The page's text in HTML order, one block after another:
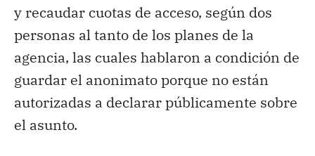
y recaudar cuotas de acceso, según dos
personas al tanto de los planes de la
agencia, las cuales hablaron a condición de
guardar el anonimato porque no están
autorizadas a declarar públicamente sobre
el asunto.